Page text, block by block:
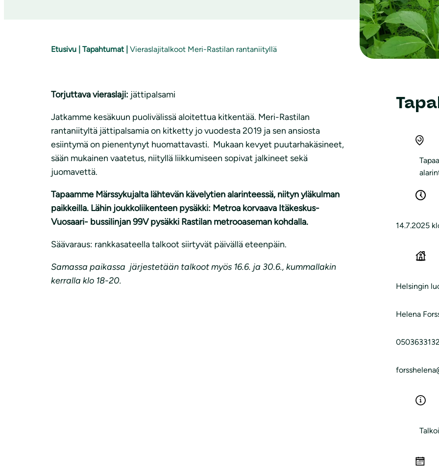
Etusivu Tapahtumat| Vieraslajitalkoot Meri-Rastilan rantaniityllä
Torjuttava vieraslaji: jättipalsami
Jatkamme kesäkuun puolivälissä aloitettua kitkentää. Meri-Rastilan
rantaniityltä jättipalsamia on kitketty jo vuodesta 2019 ja sen ansiosta
esiintymä on pienentynyt huomattavasti. Mukaan kevyet puutarhakäsineet,
sään mukainen vaatetus, niityllä liikkumiseen sopivat jalkineet sekä
juomavettä.
Tapaamme Märssykujalta lähtevän kävelytien alarinteessä, niityn yläkulman
paikkeilla. Lähin joukkoliikenteen pysäkki: Metroa korvaava Itäkeskus-
Vuosaari- bussilinjan 99V pysäkki Rastilan metrooaseman kohdalla.
Säävaraus: rankkasateella talkoot siirtyvät päivällä eteenpäin.
Samassa paikassa järjestetään talkoot myös 16.6. ja 30.6., kummallakin
kerralla klo 18-20.
14.7.2025
Helsingin
Helena
0503633132